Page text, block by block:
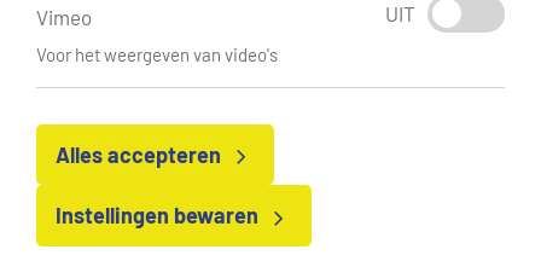
Bedrijfspand aanmelden of
opzeggen
Vimeo
Voor het weergeven van video's
UIT
Alles accepteren
Instellingen bewaren